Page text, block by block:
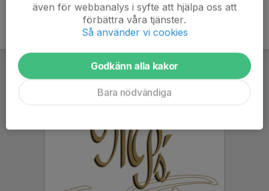
även för webbanalys i syfte att hjälpa oss att
förbättra våra tjänster.
Så använder vi cookies
Godkänn alla kakor
Bara nödvändiga